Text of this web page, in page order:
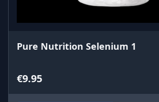
Pure Nutrition Selenium 1
€9.95